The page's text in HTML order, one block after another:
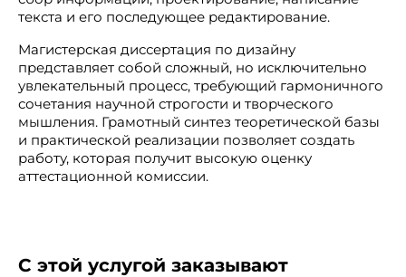
текста и его последующее редактирование.
Магистерская диссертация по дизайну
представляет собой сложный, но исключительно
увлекательный процесс, требующий гармоничного
сочетания научной строгости и творческого
мышления. Грамотный синтез теоретической базы
и практической реализации позволяет создать
работу, которая получит высокую оценку
аттестационной комиссии.
С этой услугой заказывают